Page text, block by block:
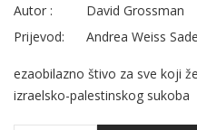
Autor :
David Grossman
Prijevod:
Andrea Weiss
ezaobilazno štivo za sve koji
izraelsko-palestinskog sukoba